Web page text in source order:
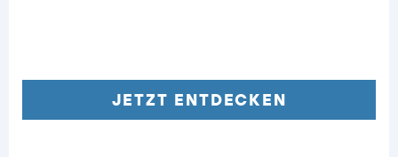
JETZT ENTDECKEN